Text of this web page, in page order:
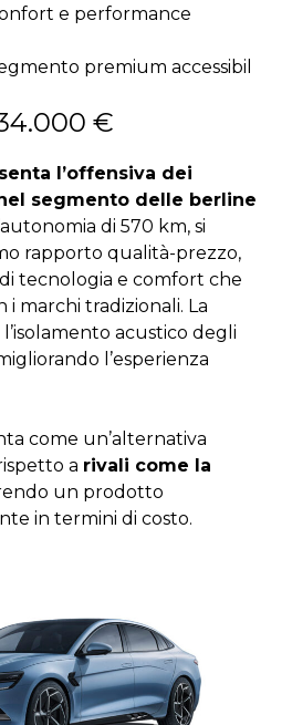
e performance
premium accessibil
€
l’offensiva dei
segmento delle berline
di 570 km, si
rapporto qualità-prezzo,
tecnologia e comfort che
marchi tradizionali. La
acustico degli
l’esperienza
come un’alternativa
a rivali come la
un prodotto
in termini di costo.